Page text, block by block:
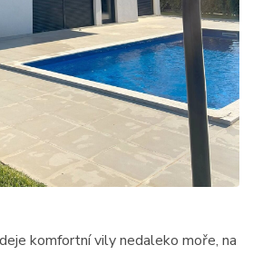
komfortní vily nedaleko moře, na